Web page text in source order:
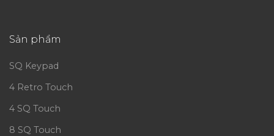
Sản phẩm
SQ Keypad
4 Retro Touch
4 SQ Touch
8 SQ Touch